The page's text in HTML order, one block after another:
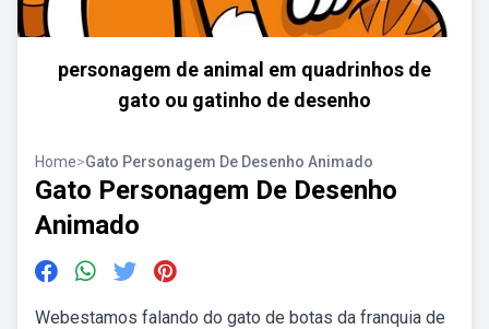
personagem de animal em quadrinhos de
gato ou gatinho de desenho
Home>Gato Personagem De Desenho Animado
Gato Personagem De Desenho
Animado
Webestamos falando do gato de botas da franquia de